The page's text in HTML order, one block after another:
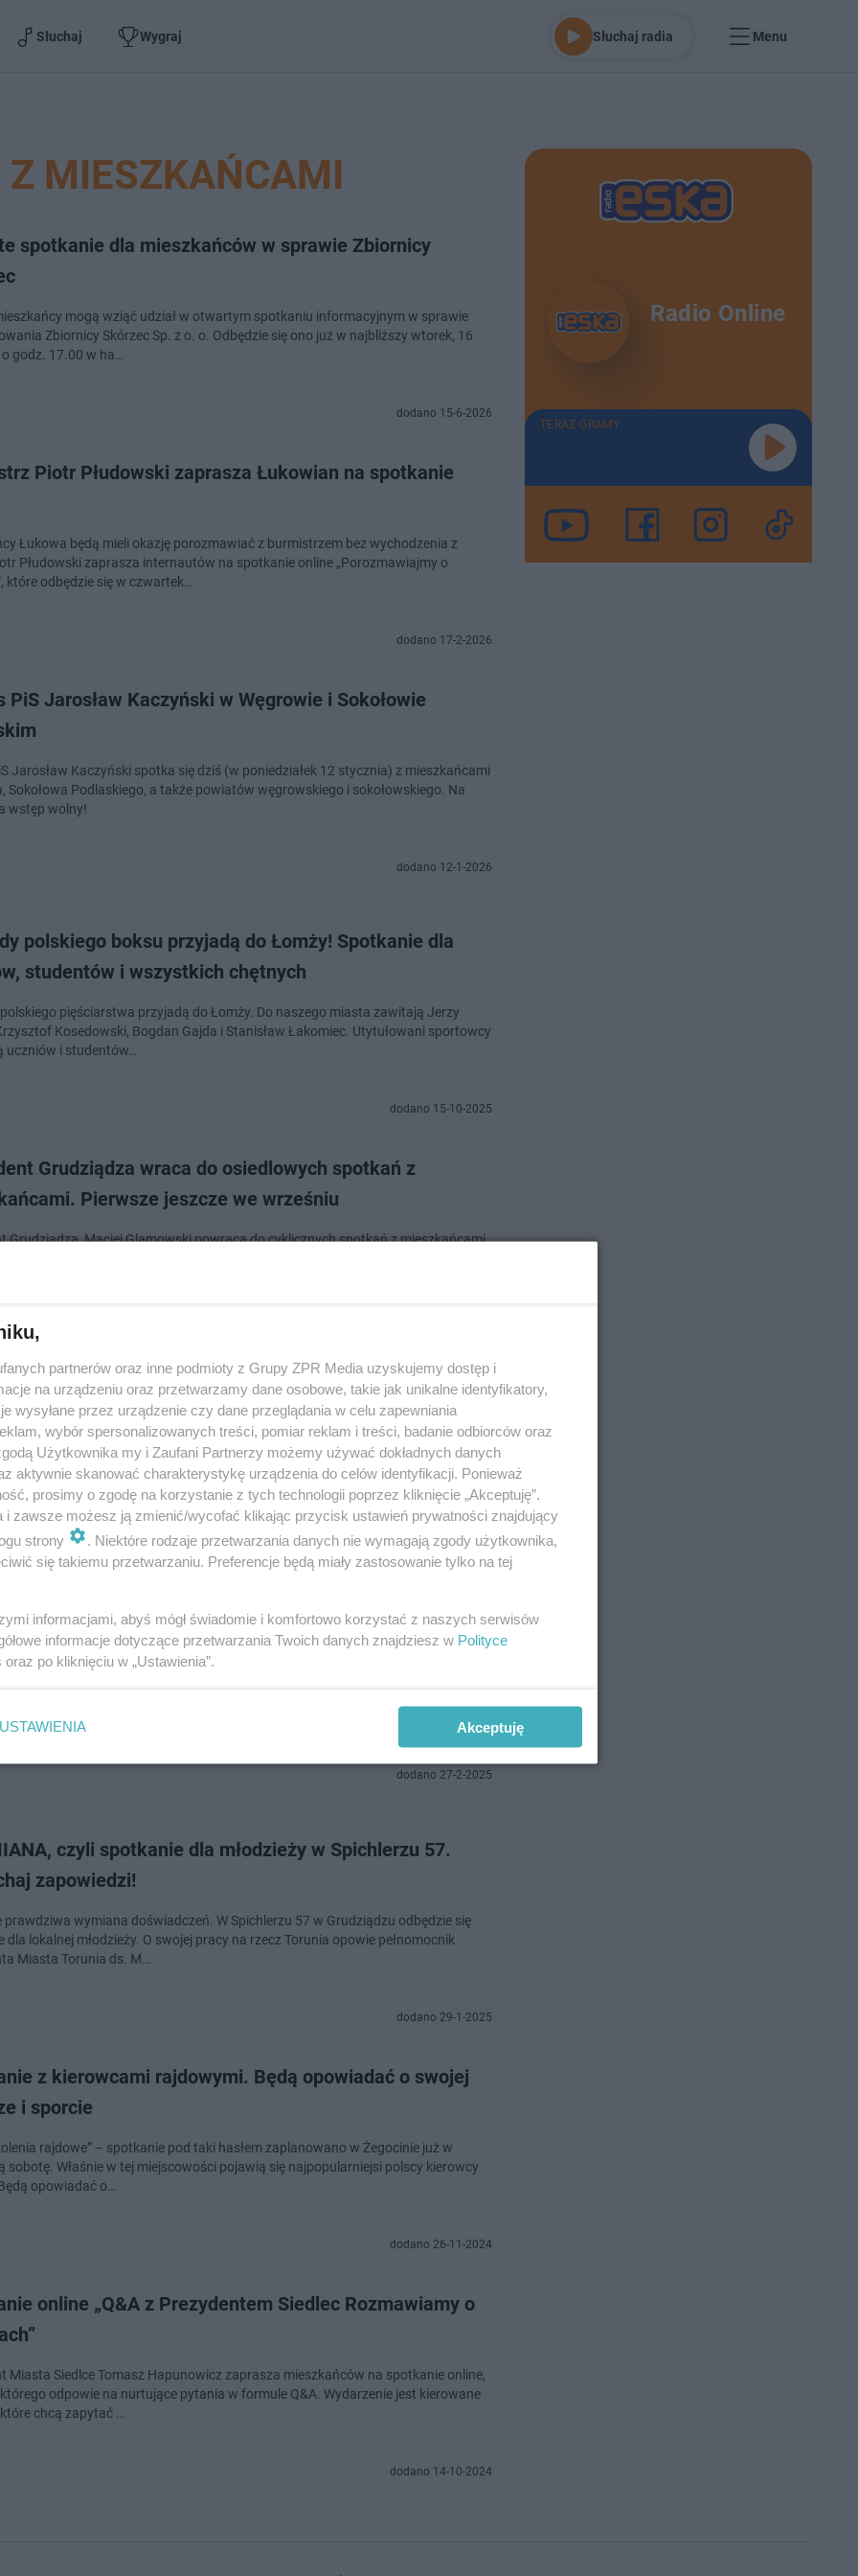
Słuchaj Wygraj Słuchaj radia Menu
Z MIESZKAŃCAMI
spotkanie dla mieszkańców w sprawie Zbiornicy
mogą wziąć udział w otwartym spotkaniu informacyjnym w sprawie
Zbiornicy Skórzec Sp. z o. o. Odbędzie się ono już w najbliższy wtorek, 16
godz. 17.00 w ha…
dodano 15-6-2026
Piotr Płudowski zaprasza Łukowian na spotkanie
Łukowa będą mieli okazję porozmawiać z burmistrzem bez wychodzenia z
Płudowski zaprasza internautów na spotkanie online „Porozmawiajmy o
które odbędzie się w czwartek…
dodano 17-2-2026
PiS Jarosław Kaczyński w Węgrowie i Sokołowie
Jarosław Kaczyński spotka się dziś (w poniedziałek 12 stycznia) z mieszkańcami
Sokołowa Podlaskiego, a także powiatów węgrowskiego i sokołowskiego. Na
wstęp wolny!
dodano 12-1-2026
polskiego boksu przyjadą do Łomży! Spotkanie dla
studentów i wszystkich chętnych
pięściarstwa przyjadą do Łomży. Do naszego miasta zawitają Jerzy
Kosedowski, Bogdan Gajda i Stanisław Łakomiec. Utytułowani sportowcy
uczniów i studentów…
dodano 15-10-2025
Grudziądza wraca do osiedlowych spotkań z
Pierwsze jeszcze we wrześniu
Grudziądza, Maciej Glamowski powraca do cyklicznych spotkań z mieszkańcami
online Prezydenta Siedlec z mieszkańcami już 3
w Siedlcach na lepsze, jakie punkty miasta wymagają uwagi, co z prowadzonymi
– te i inne tematy można poruszyć w rozmowie z prezydentem Siedlec
Hapunowiczem. Drugie …
dodano 1-4-2025
otwarte „Porozmawiajmy o Polsce” w Łosicach
dodano 27-2-2025
czyli spotkanie dla młodzieży w Spichlerzu 57.
zapowiedzi!
prawdziwa wymiana doświadczeń. W Spichlerzu 57 w Grudziądzu odbędzie się
dla lokalnej młodzieży. O swojej pracy na rzecz Torunia opowie pełnomocnik
Miasta Torunia ds. M…
dodano 29-1-2025
z kierowcami rajdowymi. Będą opowiadać o swojej
i sporcie
rajdowe” – spotkanie pod taki hasłem zaplanowano w Żegocinie już w
sobotę. Właśnie w tej miejscowości pojawią się najpopularniejsi polscy kierowcy
opowiadać o…
dodano 26-11-2024
online „Q&A z Prezydentem Siedlec Rozmawiamy o
Miasta Siedlce Tomasz Hapunowicz zaprasza mieszkańców na spotkanie online,
odpowie na nurtujące pytania w formule Q&A. Wydarzenie jest kierowane
chcą zapytać …
dodano 14-10-2024
Radio Online
TERAZ GRAMY
partnerów oraz inne podmioty z Grupy ZPR Media uzyskujemy dostęp i
na urządzeniu oraz przetwarzamy dane osobowe, takie jak unikalne identyfikatory,
wysyłane przez urządzenie czy dane przeglądania w celu zapewniania
wybór spersonalizowanych treści, pomiar reklam i treści, badanie odbiorców oraz
Użytkownika my i Zaufani Partnerzy możemy używać dokładnych danych
aktywnie skanować charakterystykę urządzenia do celów identyfikacji. Ponieważ
prosimy o zgodę na korzystanie z tych technologii poprzez kliknięcie „Akceptuję”.
i zawsze możesz ją zmienić/wycofać klikając przycisk ustawień prywatności znajdujący
strony
. Niektóre rodzaje przetwarzania danych nie wymagają zgody użytkownika,
się takiemu przetwarzaniu. Preferencje będą miały zastosowanie tylko na tej
informacjami, abyś mógł świadomie i komfortowo korzystać z naszych serwisów
informacje dotyczące przetwarzania Twoich danych znajdziesz w Polityce
oraz po kliknięciu w „Ustawienia”.
USTAWIENIA Akceptuję